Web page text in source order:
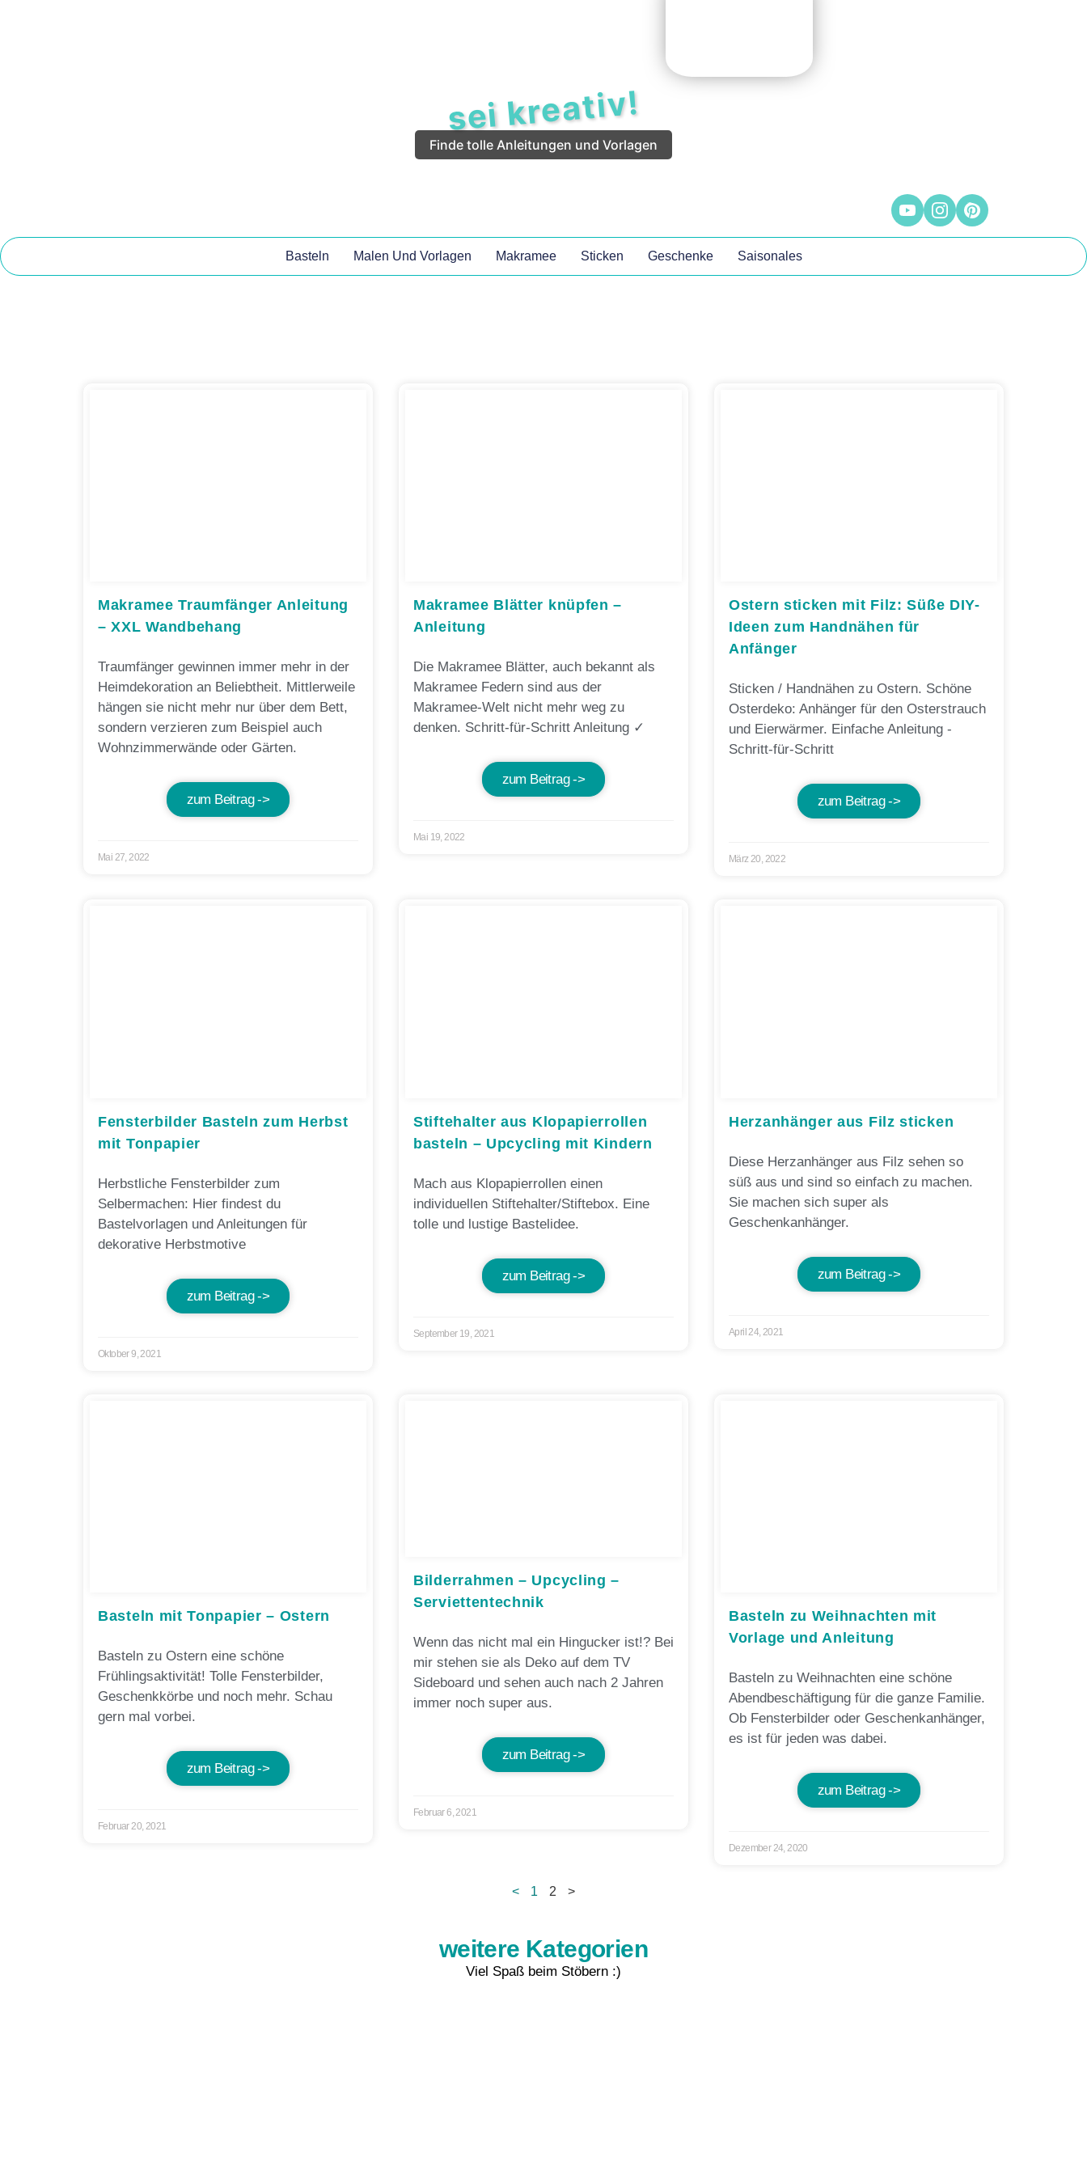
sei kreativ!
Finde tolle Anleitungen und Vorlagen
Basteln Malen Und Vorlagen Makramee Sticken Geschenke Saisonales
Makramee Traumfänger Anleitung
– XXL Wandbehang
Traumfänger gewinnen immer mehr in der
Heimdekoration an Beliebtheit. Mittlerweile
hängen sie nicht mehr nur über dem Bett,
sondern verzieren zum Beispiel auch
Wohnzimmerwände oder Gärten.
zum Beitrag ->
Mai 27, 2022
Makramee Blätter knüpfen –
Anleitung
Die Makramee Blätter, auch bekannt als
Makramee Federn sind aus der
Makramee-Welt nicht mehr weg zu
denken. Schritt-für-Schritt Anleitung ✓
zum Beitrag ->
Mai 19, 2022
Ostern sticken mit Filz: Süße DIY-
Ideen zum Handnähen für
Anfänger
Sticken / Handnähen zu Ostern. Schöne
Osterdeko: Anhänger für den Osterstrauch
und Eierwärmer. Einfache Anleitung -
Schritt-für-Schritt
zum Beitrag ->
März 20, 2022
Fensterbilder Basteln zum Herbst
mit Tonpapier
Herbstliche Fensterbilder zum
Selbermachen: Hier findest du
Bastelvorlagen und Anleitungen für
dekorative Herbstmotive
zum Beitrag ->
Oktober 9, 2021
Stiftehalter aus Klopapierrollen
basteln – Upcycling mit Kindern
Mach aus Klopapierrollen einen
individuellen Stiftehalter/Stiftebox. Eine
tolle und lustige Bastelidee.
zum Beitrag ->
September 19, 2021
Herzanhänger aus Filz sticken
Diese Herzanhänger aus Filz sehen so
süß aus und sind so einfach zu machen.
Sie machen sich super als
Geschenkanhänger.
zum Beitrag ->
April 24, 2021
Basteln mit Tonpapier – Ostern
Basteln zu Ostern eine schöne
Frühlingsaktivität! Tolle Fensterbilder,
Geschenkkörbe und noch mehr. Schau
gern mal vorbei.
zum Beitrag ->
Februar 20, 2021
Bilderrahmen – Upcycling –
Serviettentechnik
Wenn das nicht mal ein Hingucker ist!? Bei
mir stehen sie als Deko auf dem TV
Sideboard und sehen auch nach 2 Jahren
immer noch super aus.
zum Beitrag ->
Februar 6, 2021
Basteln zu Weihnachten mit
Vorlage und Anleitung
Basteln zu Weihnachten eine schöne
Abendbeschäftigung für die ganze Familie.
Ob Fensterbilder oder Geschenkanhänger,
es ist für jeden was dabei.
zum Beitrag ->
Dezember 24, 2020
< 1 2 >
weitere Kategorien
Viel Spaß beim Stöbern :)